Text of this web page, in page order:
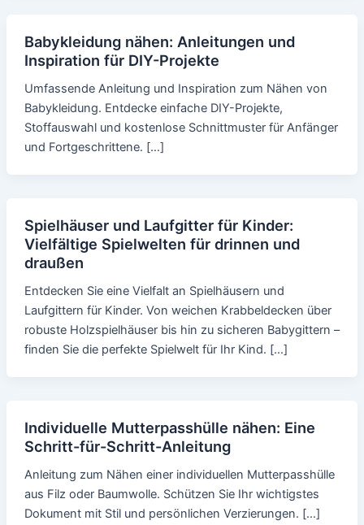
Babykleidung nähen: Anleitungen und
Inspiration für DIY-Projekte
Umfassende Anleitung und Inspiration zum Nähen von
Babykleidung. Entdecke einfache DIY-Projekte,
Stoffauswahl und kostenlose Schnittmuster für Anfänger
und Fortgeschrittene. […]
Spielhäuser und Laufgitter für Kinder:
Vielfältige Spielwelten für drinnen und
draußen
Entdecken Sie eine Vielfalt an Spielhäusern und
Laufgittern für Kinder. Von weichen Krabbeldecken über
robuste Holzspielhäuser bis hin zu sicheren Babygittern –
finden Sie die perfekte Spielwelt für Ihr Kind. […]
Individuelle Mutterpasshülle nähen: Eine
Schritt-für-Schritt-Anleitung
Anleitung zum Nähen einer individuellen Mutterpasshülle
aus Filz oder Baumwolle. Schützen Sie Ihr wichtigstes
Dokument mit Stil und persönlichen Verzierungen. […]